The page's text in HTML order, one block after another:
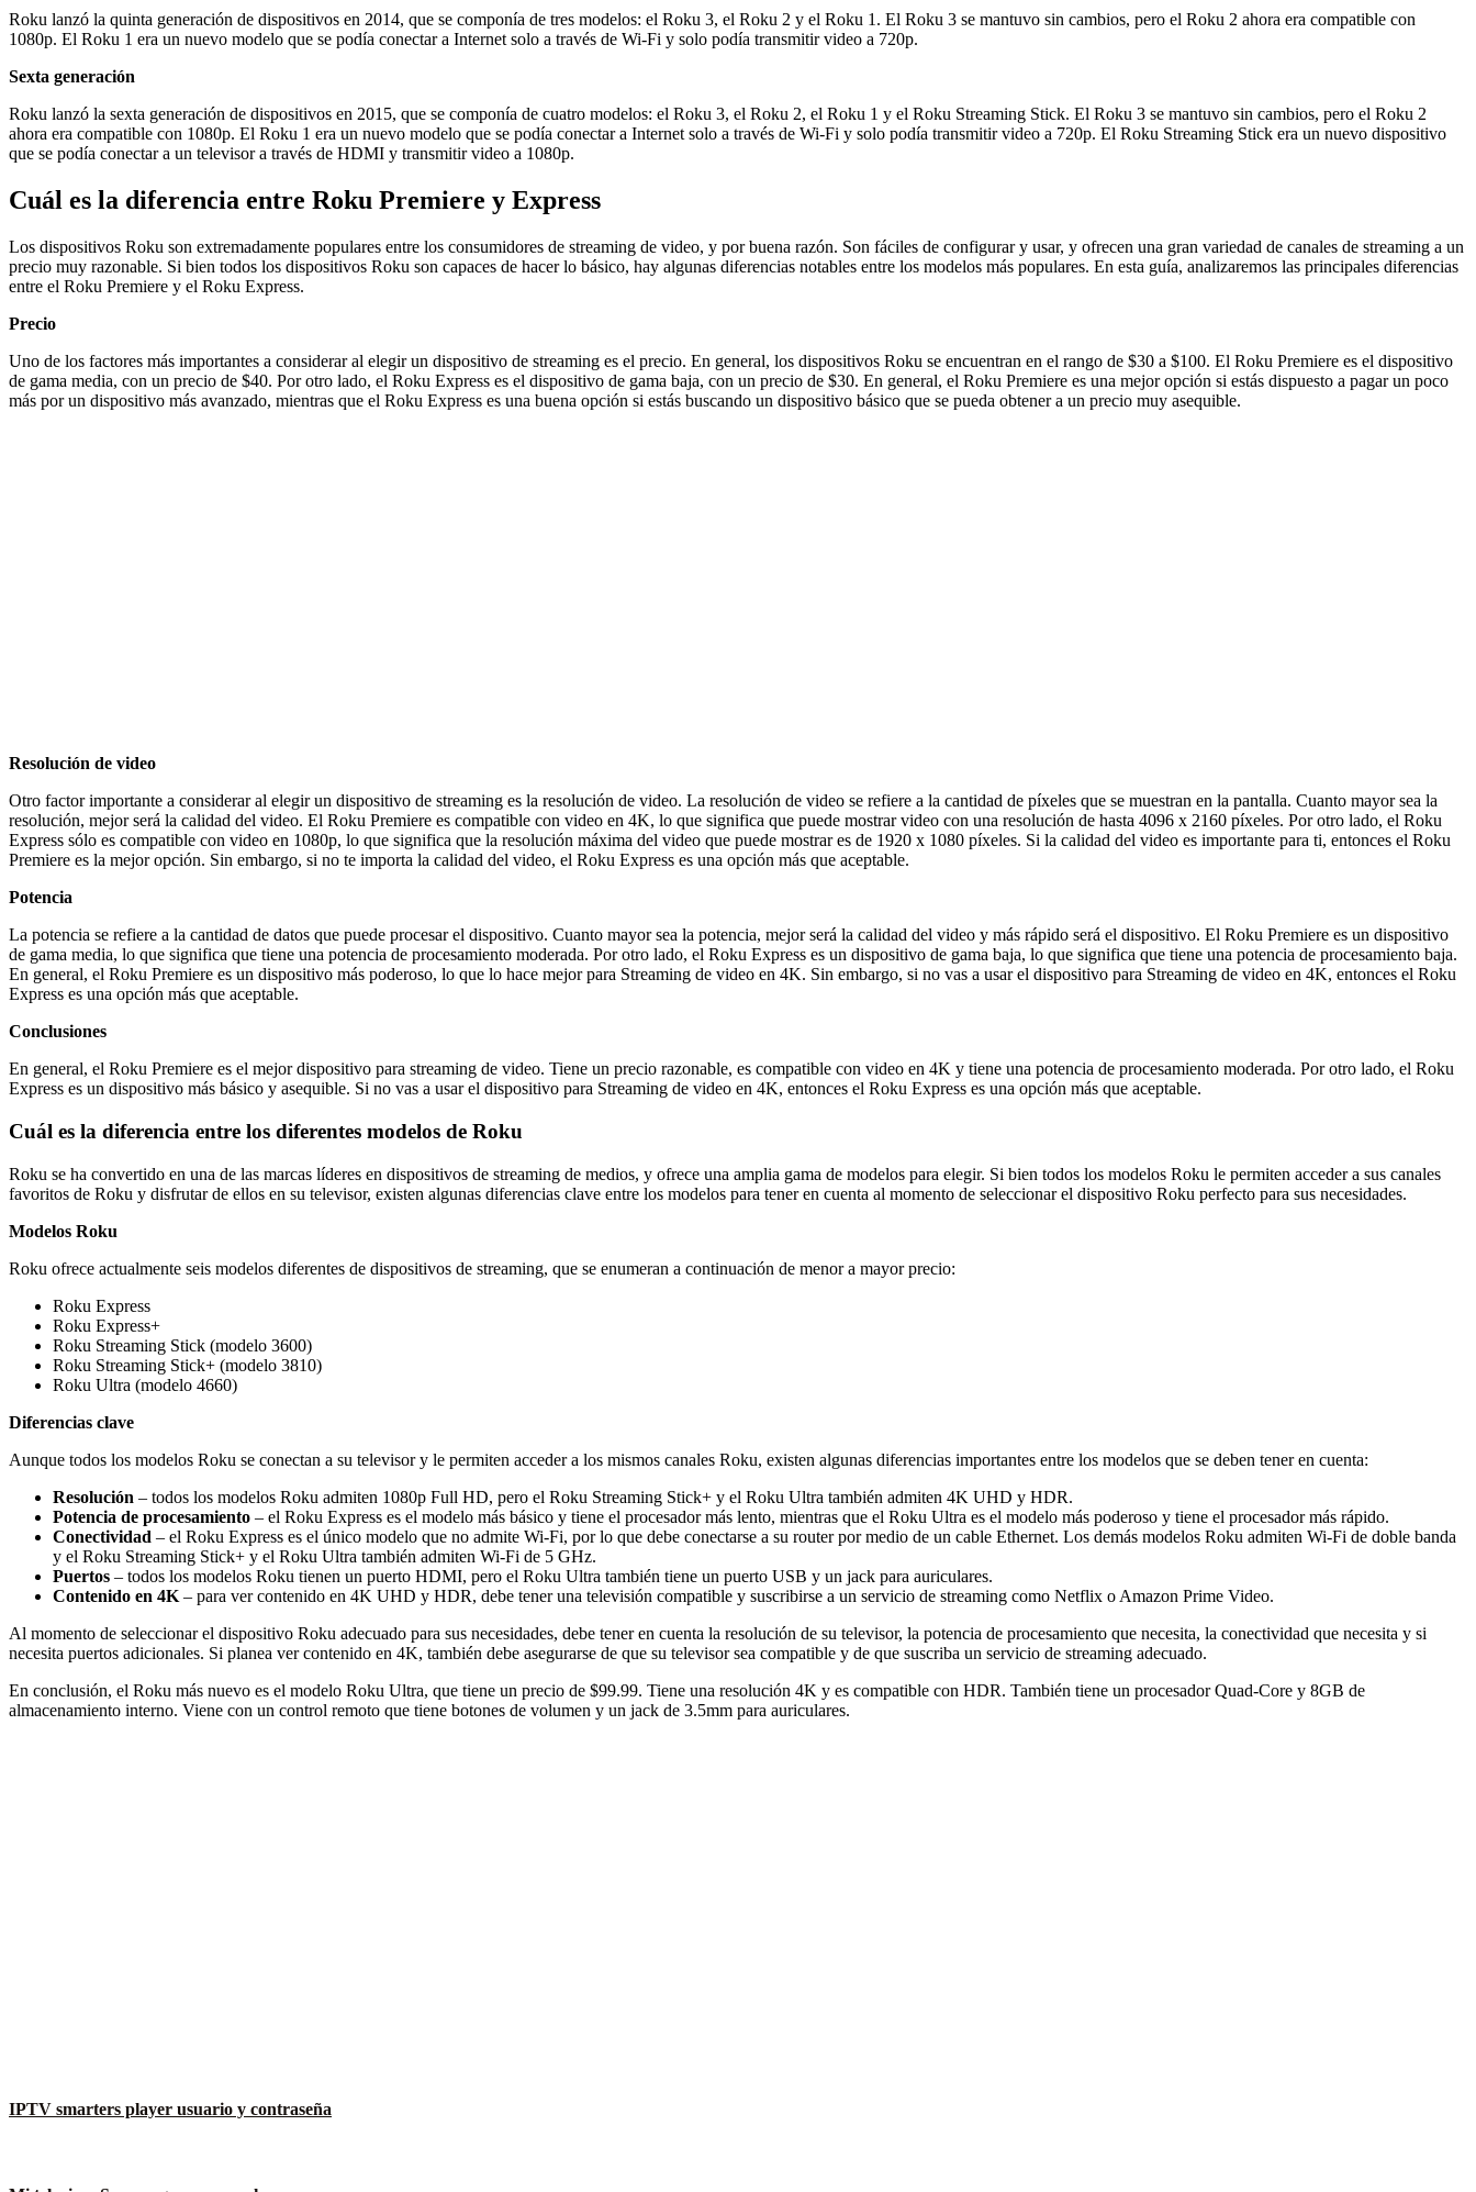
Roku lanzó la quinta generación de dispositivos en 2014, que se componía de tres modelos: el Roku 3, el Roku 2 y el Roku 1. El Roku 3 se mantuvo sin cambios, pero el Roku 2 ahora era compatible con
1080p. El Roku 1 era un nuevo modelo que se podía conectar a Internet solo a través de Wi-Fi y solo podía transmitir video a 720p.
Sexta generación
Roku lanzó la sexta generación de dispositivos en 2015, que se componía de cuatro modelos: el Roku 3, el Roku 2, el Roku 1 y el Roku Streaming Stick. El Roku 3 se mantuvo sin cambios, pero el Roku 2
ahora era compatible con 1080p. El Roku 1 era un nuevo modelo que se podía conectar a Internet solo a través de Wi-Fi y solo podía transmitir video a 720p. El Roku Streaming Stick era un nuevo dispositivo
que se podía conectar a un televisor a través de HDMI y transmitir video a 1080p.
Cuál es la diferencia entre Roku Premiere y Express
Los dispositivos Roku son extremadamente populares entre los consumidores de streaming de video, y por buena razón. Son fáciles de configurar y usar, y ofrecen una gran variedad de canales de streaming a un
precio muy razonable. Si bien todos los dispositivos Roku son capaces de hacer lo básico, hay algunas diferencias notables entre los modelos más populares. En esta guía, analizaremos las principales diferencias
entre el Roku Premiere y el Roku Express.
Precio
Uno de los factores más importantes a considerar al elegir un dispositivo de streaming es el precio. En general, los dispositivos Roku se encuentran en el rango de $30 a $100. El Roku Premiere es el dispositivo
de gama media, con un precio de $40. Por otro lado, el Roku Express es el dispositivo de gama baja, con un precio de $30. En general, el Roku Premiere es una mejor opción si estás dispuesto a pagar un poco
más por un dispositivo más avanzado, mientras que el Roku Express es una buena opción si estás buscando un dispositivo básico que se pueda obtener a un precio muy asequible.
Resolución de video
Otro factor importante a considerar al elegir un dispositivo de streaming es la resolución de video. La resolución de video se refiere a la cantidad de píxeles que se muestran en la pantalla. Cuanto mayor sea la
resolución, mejor será la calidad del video. El Roku Premiere es compatible con video en 4K, lo que significa que puede mostrar video con una resolución de hasta 4096 x 2160 píxeles. Por otro lado, el Roku
Express sólo es compatible con video en 1080p, lo que significa que la resolución máxima del video que puede mostrar es de 1920 x 1080 píxeles. Si la calidad del video es importante para ti, entonces el Roku
Premiere es la mejor opción. Sin embargo, si no te importa la calidad del video, el Roku Express es una opción más que aceptable.
Potencia
La potencia se refiere a la cantidad de datos que puede procesar el dispositivo. Cuanto mayor sea la potencia, mejor será la calidad del video y más rápido será el dispositivo. El Roku Premiere es un dispositivo
de gama media, lo que significa que tiene una potencia de procesamiento moderada. Por otro lado, el Roku Express es un dispositivo de gama baja, lo que significa que tiene una potencia de procesamiento baja.
En general, el Roku Premiere es un dispositivo más poderoso, lo que lo hace mejor para Streaming de video en 4K. Sin embargo, si no vas a usar el dispositivo para Streaming de video en 4K, entonces el Roku
Express es una opción más que aceptable.
Conclusiones
En general, el Roku Premiere es el mejor dispositivo para streaming de video. Tiene un precio razonable, es compatible con video en 4K y tiene una potencia de procesamiento moderada. Por otro lado, el Roku
Express es un dispositivo más básico y asequible. Si no vas a usar el dispositivo para Streaming de video en 4K, entonces el Roku Express es una opción más que aceptable.
Cuál es la diferencia entre los diferentes modelos de Roku
Roku se ha convertido en una de las marcas líderes en dispositivos de streaming de medios, y ofrece una amplia gama de modelos para elegir. Si bien todos los modelos Roku le permiten acceder a sus canales
favoritos de Roku y disfrutar de ellos en su televisor, existen algunas diferencias clave entre los modelos para tener en cuenta al momento de seleccionar el dispositivo Roku perfecto para sus necesidades.
Modelos Roku
Roku ofrece actualmente seis modelos diferentes de dispositivos de streaming, que se enumeran a continuación de menor a mayor precio:
Roku Express
Roku Express+
Roku Streaming Stick (modelo 3600)
Roku Streaming Stick+ (modelo 3810)
Roku Ultra (modelo 4660)
Diferencias clave
Aunque todos los modelos Roku se conectan a su televisor y le permiten acceder a los mismos canales Roku, existen algunas diferencias importantes entre los modelos que se deben tener en cuenta:
Resolución – todos los modelos Roku admiten 1080p Full HD, pero el Roku Streaming Stick+ y el Roku Ultra también admiten 4K UHD y HDR.
Potencia de procesamiento – el Roku Express es el modelo más básico y tiene el procesador más lento, mientras que el Roku Ultra es el modelo más poderoso y tiene el procesador más rápido.
Conectividad – el Roku Express es el único modelo que no admite Wi-Fi, por lo que debe conectarse a su router por medio de un cable Ethernet. Los demás modelos Roku admiten Wi-Fi de doble banda
y el Roku Streaming Stick+ y el Roku Ultra también admiten Wi-Fi de 5 GHz.
Puertos – todos los modelos Roku tienen un puerto HDMI, pero el Roku Ultra también tiene un puerto USB y un jack para auriculares.
Contenido en 4K – para ver contenido en 4K UHD y HDR, debe tener una televisión compatible y suscribirse a un servicio de streaming como Netflix o Amazon Prime Video.
Al momento de seleccionar el dispositivo Roku adecuado para sus necesidades, debe tener en cuenta la resolución de su televisor, la potencia de procesamiento que necesita, la conectividad que necesita y si
necesita puertos adicionales. Si planea ver contenido en 4K, también debe asegurarse de que su televisor sea compatible y de que suscriba un servicio de streaming adecuado.
En conclusión, el Roku más nuevo es el modelo Roku Ultra, que tiene un precio de $99.99. Tiene una resolución 4K y es compatible con HDR. También tiene un procesador Quad-Core y 8GB de
almacenamiento interno. Viene con un control remoto que tiene botones de volumen y un jack de 3.5mm para auriculares.
IPTV smarters player usuario y contraseña